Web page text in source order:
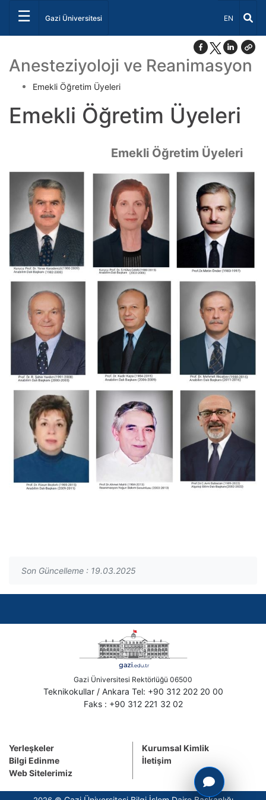
☰ Gazi Üniversitesi Dil Seçiniz
EN
Anesteziyoloji ve Reanimasyon
Emekli Öğretim Üyeleri
Emekli Öğretim Üyeleri
Emekli Öğretim Üyeleri
Son Güncelleme : 19.03.2025
Gazi Üniversitesi Rektörlüğü 06500
Teknikokullar / Ankara Tel: +90 312 202 20 00
Faks : +90 312 221 32 02
Yerleşkeler
Bilgi Edinme
Web Sitelerimiz
Kurumsal Kimlik
İletişim